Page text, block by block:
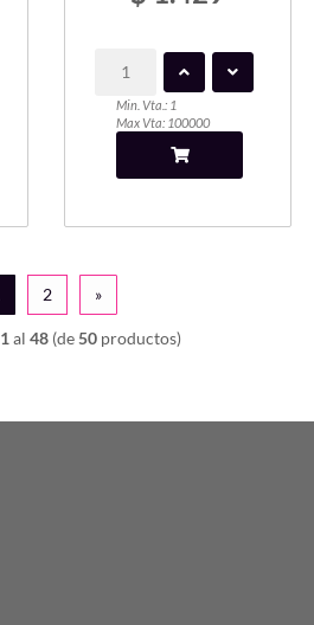
Min. Vta.: 1
Max Vta: 100000
2 »
1 al 48(de50productos)